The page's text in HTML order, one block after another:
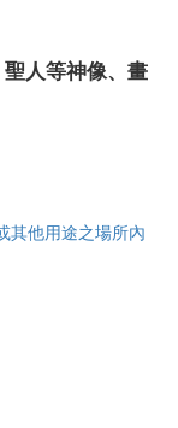
人等神像、畫
其他用途之場所內